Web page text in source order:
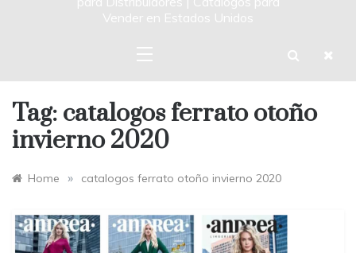
Vender en Estados Unidos
Tag: catalogos ferrato otoño
invierno 2020
Home » catalogos ferrato otoño invierno 2020